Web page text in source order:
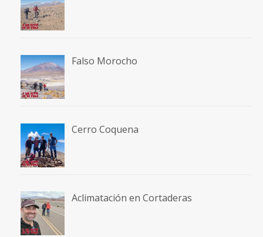
Falso Morocho
Cerro Coquena
Aclimatación en Cortaderas